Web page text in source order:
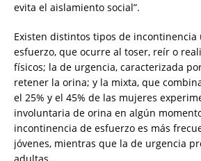
evita el aislamiento social”.
Existen distintos tipos de
esfuerzo, que ocurre al toser, reír o
físicos; la de urgencia, caracterizada
retener la orina; y la mixta, que
el 25% y el 45% de las mujeres
involuntaria de orina en algún
incontinencia de esfuerzo es más
jóvenes, mientras que la de urgencia